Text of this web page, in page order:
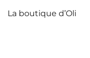
La boutique d’Oli